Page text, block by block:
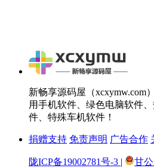
新畅享源码屋（xcxymw.com
用手机软件、绿色电脑软件
件、特殊车机软件！
捐赠支持 免责声明 广告合作
陇ICP备19002781号-3 |
甘